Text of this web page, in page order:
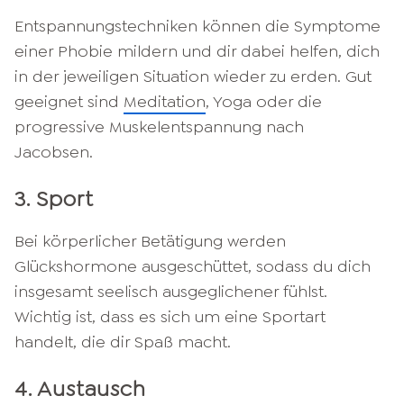
Entspannungstechniken können die Symptome
einer Phobie mildern und dir dabei helfen, dich
in der jeweiligen Situation wieder zu erden. Gut
geeignet sind Meditation, Yoga oder die
progressive Muskelentspannung nach
Jacobsen.
3. Sport
Bei körperlicher Betätigung werden
Glückshormone ausgeschüttet, sodass du dich
insgesamt seelisch ausgeglichener fühlst.
Wichtig ist, dass es sich um eine Sportart
handelt, die dir Spaß macht.
4. Austausch